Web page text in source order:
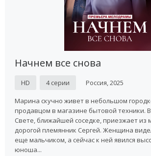
Начнем все снова
HD 4 серии Россия, 2025
Марина скучно живет в небольшом
продавцом в магазине бытовой техники.
Свете, ближайшей соседке, приезжает из
дорогой племянник Сергей. Женщина
еще мальчиком, а сейчас к ней явился
юноша...